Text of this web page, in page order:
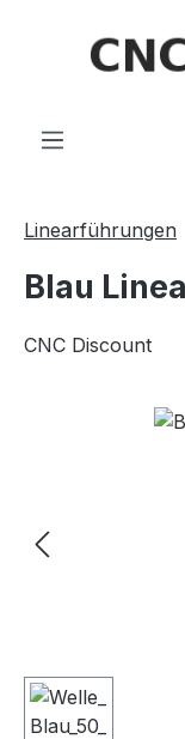
Linearführungen
Blau
CNC Discount
Bildergalerie